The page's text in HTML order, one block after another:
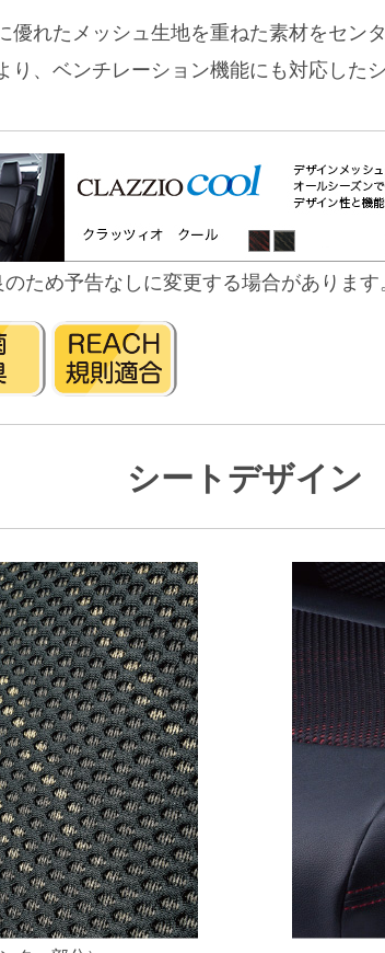
れたメッシュ生地を重ねた素材をセン
、ベンチレーション機能にも対応したシ
ため予告なしに変更する場合があります。
シートデザイン